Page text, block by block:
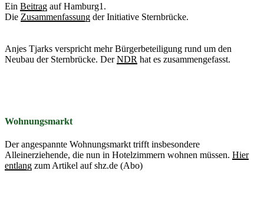
Ein Beitrag auf Hamburg1.
Die Zusammenfassung der Initiative Sternbrücke.
Anjes Tjarks verspricht mehr Bürgerbeteiligung rund um den
Neubau der Sternbrücke. DerNDR hat es zusammengefasst.
Wohnungsmarkt
Der angespannte Wohnungsmarkt trifft insbesondere
Alleinerziehende, die nun in Hotelzimmern wohnen müssen. Hier
entlang zum Artikel auf shz.de (Abo)